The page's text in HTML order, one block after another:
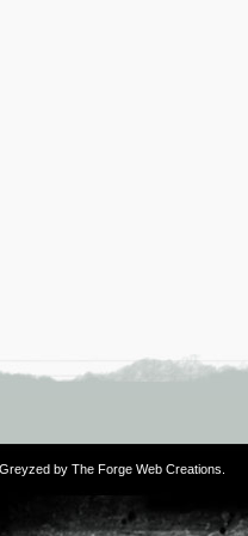
Greyzed by The Forge Web Creations